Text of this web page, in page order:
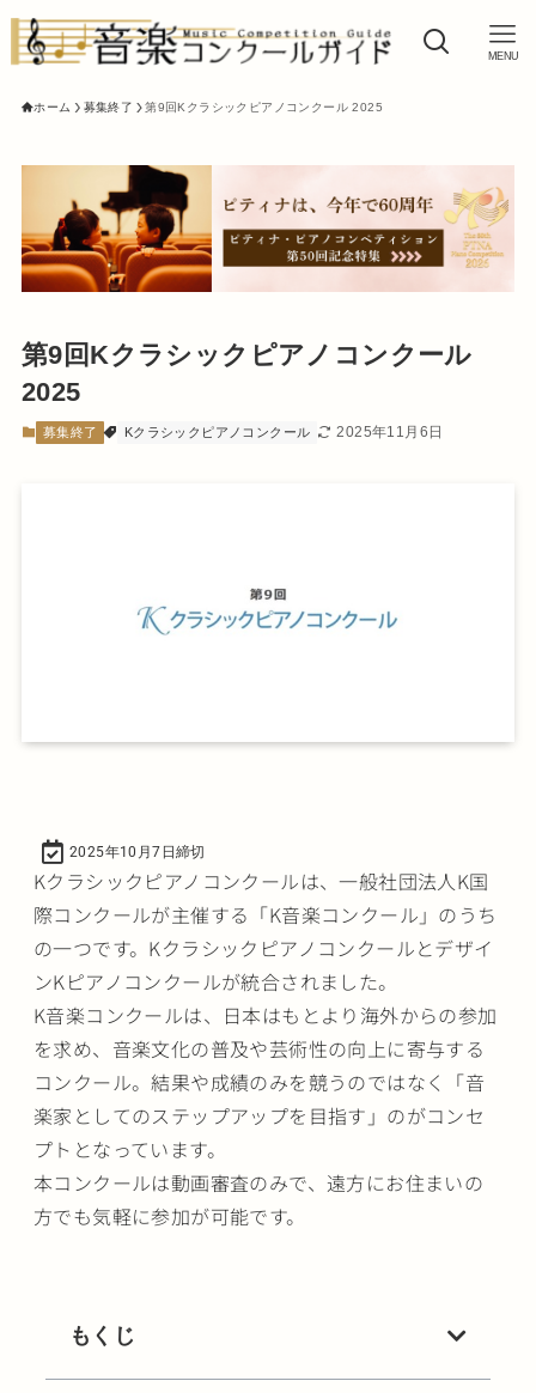
MENU
ホーム 募集終了 第9回Kクラシックピアノコンクール 2025
第9回Kクラシックピアノコンクール
2025
募集終了 Kクラシックピアノコンクール 2025年11月6日
2025年10月7日締切
Kクラシックピアノコンクールは、一般社団法人K国
際コンクールが主催する「K音楽コンクール」のうち
の一つです。Kクラシックピアノコンクールとデザイ
ンKピアノコンクールが統合されました。
K音楽コンクールは、日本はもとより海外からの参加
を求め、音楽文化の普及や芸術性の向上に寄与する
コンクール。結果や成績のみを競うのではなく「音
楽家としてのステップアップを目指す」のがコンセ
プトとなっています。
本コンクールは動画審査のみで、遠方にお住まいの
方でも気軽に参加が可能です。
もくじ